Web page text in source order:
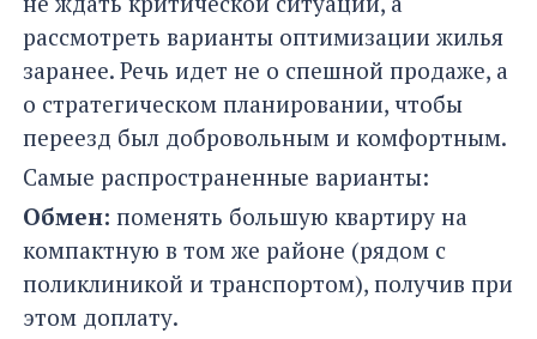
рассмотреть варианты оптимизации жилья
заранее. Речь идет не о спешной продаже, а
о стратегическом планировании, чтобы
переезд был добровольным и комфортным.
Самые распространенные варианты:
Обмен: поменять большую квартиру на
компактную в том же районе (рядом с
поликлиникой и транспортом), получив при
этом доплату.